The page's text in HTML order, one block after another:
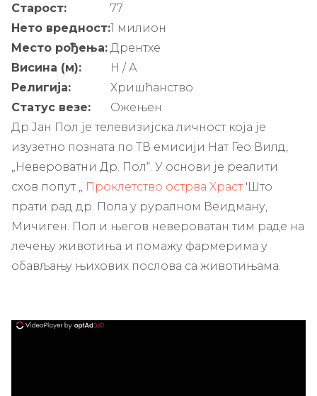
Старост:
77
Нето вредност:1 милион
Место рођења: Дрентхе
Висина (м):
Н / А
Религија:
Хришћанство
Статус везе:
Ожењен
Др Јан Пол је телевизијска личност која је
изузетно позната по ТВ емисији Нат Гео Вилд,
„Невероватни Др. Пол“. У основи је реалити
схов попут „
Проклетство острва Храст'Што
прати рад др. Пола у руралном Веидману,
Мичиген. Пол и његов невероватан тим раде на
лечењу животиња и помажу фармерима у
обављању њихових послова са животињама.